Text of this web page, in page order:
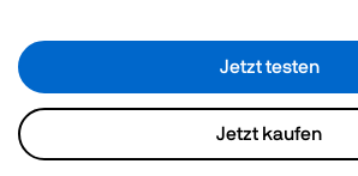
Jetzt testen
Jetzt kaufen